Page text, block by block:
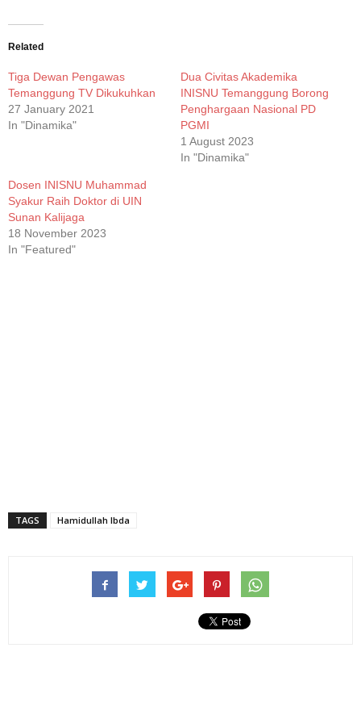
(Opens
new
Related
Tiga Dewan Pengawas
Temanggung TV Dikukuhkan
27 January 2021
In "Dinamika"
Dua Civitas Akademika
INISNU Temanggung Borong
Penghargaan Nasional PD
PGMI
1 August 2023
In "Dinamika"
Dosen INISNU Muhammad
Syakur Raih Doktor di UIN
Sunan Kalijaga
18 November 2023
In "Featured"
TAGS Hamidullah Ibda